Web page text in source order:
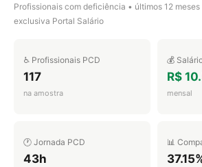
Profissionais com deficiência • últimos 12 meses
exclusiva Portal Salário
♿ Profissionais PCD
117
na amostra
💰
R$
mensal
🕐 Jornada PCD
43h
📊